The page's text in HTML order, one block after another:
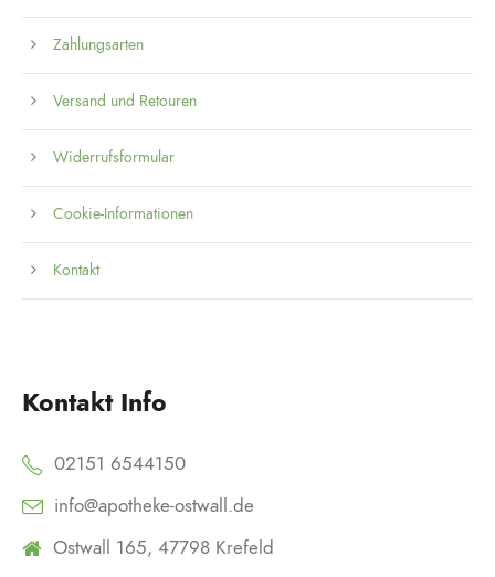
Zahlungsarten
Versand und Retouren
Widerrufsformular
Cookie-Informationen
Kontakt
Kontakt Info
02151 6544150
info@apotheke-ostwall.de
Ostwall 165, 47798 Krefeld